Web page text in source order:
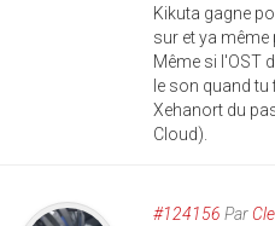
Kikuta gagne
sur et ya
Même si l'OST
le son quand
Xehanort du
Cloud).
#124156 Par